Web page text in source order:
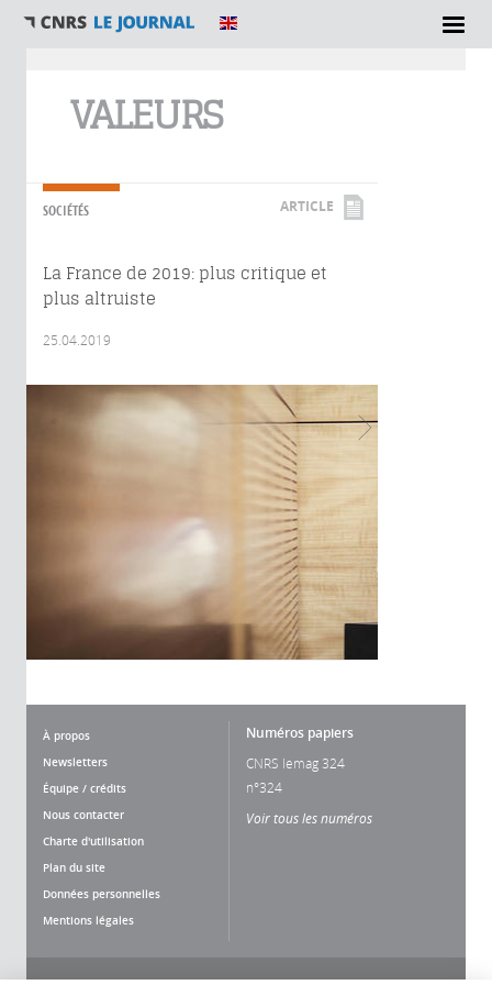
VALEURS
SOCIÉTÉS ARTICLE
La France de 2019: plus critique et
plus altruiste
25.04.2019
À propos
Newsletters
Équipe / crédits
Nous contacter
Charte d'utilisation
Plan du site
Données personnelles
Mentions légales
Numéros papiers
CNRS lemag 324
n°324
Voir tous les numéros